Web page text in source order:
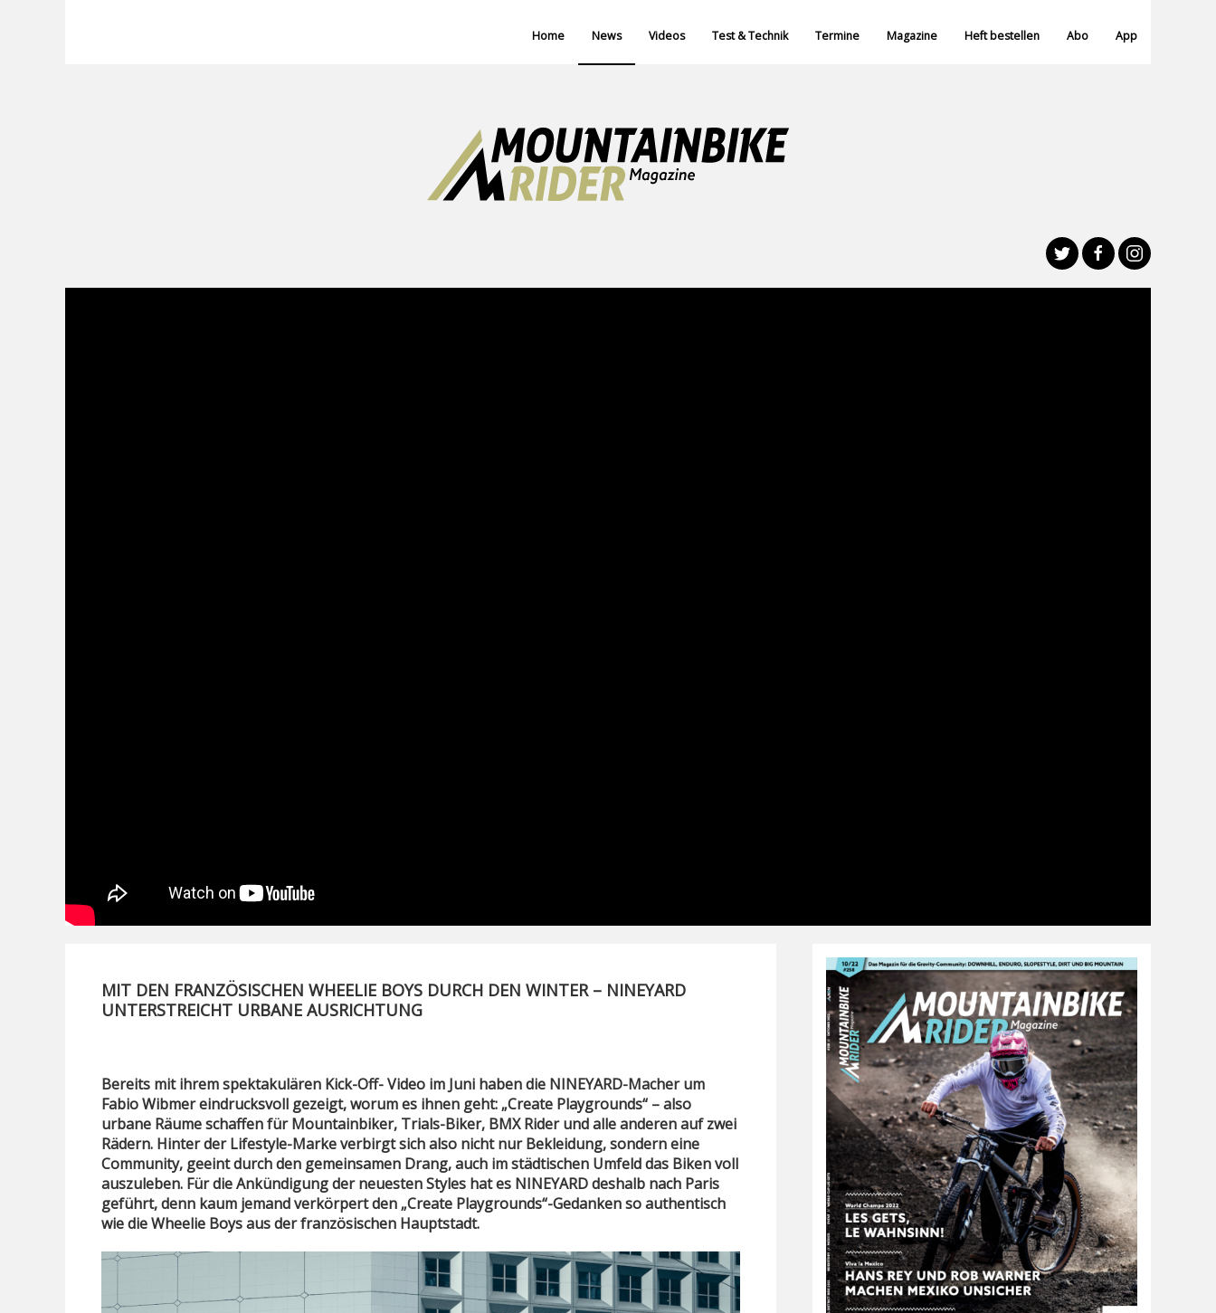
Home News Videos Test & Technik Termine Magazine Heft bestellen Abo App
MIT DEN FRANZÖSISCHEN WHEELIE BOYS DURCH DEN WINTER – NINEYARD
UNTERSTREICHT URBANE AUSRICHTUNG
Bereits mit ihrem spektakulären Kick-Off- Video im Juni haben die NINEYARD-Macher um
Fabio Wibmer eindrucksvoll gezeigt, worum es ihnen geht: „Create Playgrounds“ – also
urbane Räume schaffen für Mountainbiker, Trials-Biker, BMX Rider und alle anderen auf zwei
Rädern. Hinter der Lifestyle-Marke verbirgt sich also nicht nur Bekleidung, sondern eine
Community, geeint durch den gemeinsamen Drang, auch im städtischen Umfeld das Biken voll
auszuleben. Für die Ankündigung der neuesten Styles hat es NINEYARD deshalb nach Paris
geführt, denn kaum jemand verkörpert den „Create Playgrounds“-Gedanken so authentisch
wie die Wheelie Boys aus der französischen Hauptstadt.